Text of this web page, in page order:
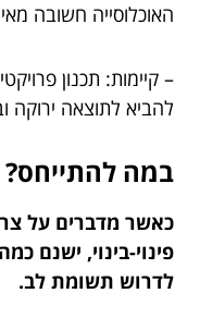
האוכלוסייה חשובה
– קיימות: תכנון
להביא לתוצאה ירוקה
במה להתייחס?
כאשר מדברים על
פינוי-בינוי, ישנם
לדרוש תשומת לב.